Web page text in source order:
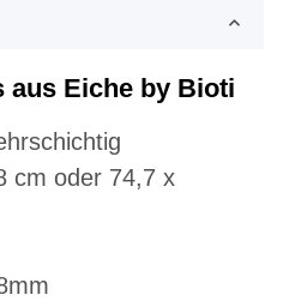
aus Eiche by Bioti
cm oder 74,7 x